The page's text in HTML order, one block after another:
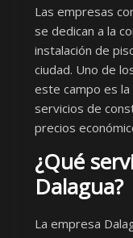
Las empresas
se dedican a la
instalación de
ciudad. Uno de
este campo es
servicios de
precios
¿Qué
Dalagua?
La empresa